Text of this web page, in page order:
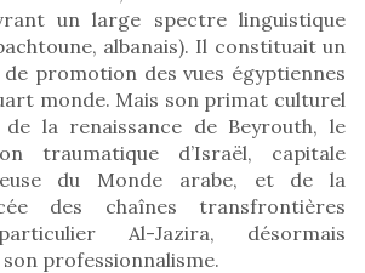
un large spectre linguistique
albanais). Il constituait un
promotion des vues égyptiennes
monde. Mais son primat culturel
la renaissance de Beyrouth, le
traumatique d’Israël, capitale
du Monde arabe, et de la
des chaînes transfrontières
Al-Jazira, désormais
professionnalisme.